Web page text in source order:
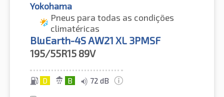
Yokohama
Pneus para todas as condições
climatéricas
BluEarth-4S AW21 XL 3PMSF
195/55R15 89V
D B 72 dB